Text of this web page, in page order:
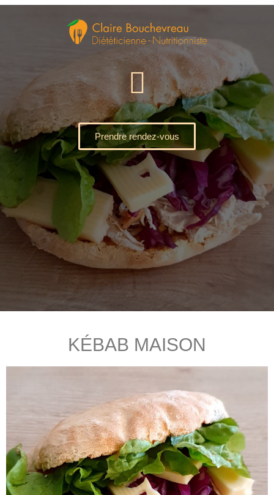
Prendre rendez-vous
KÉBAB MAISON